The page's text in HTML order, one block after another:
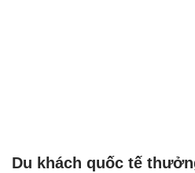
Du khách quốc tế